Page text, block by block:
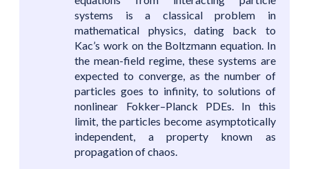
systems is a classical problem in
mathematical physics, dating back to
Kac’s work on the Boltzmann equation. In
the mean-field regime, these systems are
expected to converge, as the number of
particles goes to infinity, to solutions of
nonlinear Fokker–Planck PDEs. In this
limit, the particles become asymptotically
independent, a property known as
propagation of chaos.